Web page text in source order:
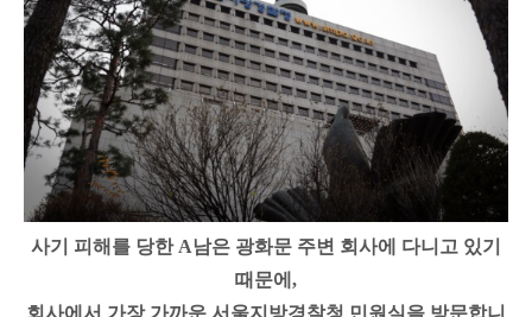
사기 피해를 당한 A남은 광화문 주변 회사에 다니고 있기
때문에,